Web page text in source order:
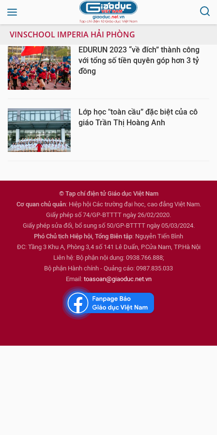
VINSCHOOL IMPERIA HẢI PHÒNG
EDURUN 2023 “về đích” thành công
với tổng số tiền quyên góp hơn 3 tỷ
đồng
Lớp học "toàn cầu” đặc biệt của cô
giáo Trần Thị Hoàng Anh
© Tạp chí điện tử Giáo dục Việt Nam
Cơ quan chủ quản: Hiệp hội Các trường đại học, cao đẳng Việt Nam.
Giấy phép số 74/GP-BTTTT ngày 26/02/2020.
Giấy phép sửa đổi, bổ sung số 50/GP-BTTTT ngày 05/03/2024.
Phó Chủ tịch Hiệp hội, Tổng Biên tập: Nguyễn Tiến Bình
ĐC: Tầng 3 Khu A, Phòng 3,4 số 141 Lê Duẩn, P.Cửa Nam, TP.Hà Nội
Liên hệ: Bộ phận nội dung: 0938.766.888;
Bộ phận Hành chính - Quảng cáo: 0987.835.033
Email: toasoan@giaoduc.net.vn